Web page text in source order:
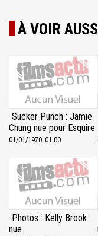
À VOIR
Sucker Punch : Jamie
Chung nue pour Esquire
01/01/1970, 01:00
Photos : Kelly Brook
nue